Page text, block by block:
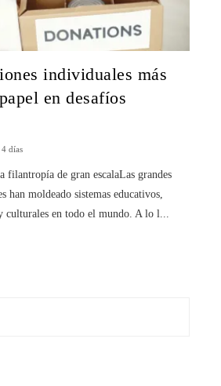
individuales más
en desafíos
4 días
filantropía de gran escalaLas grandes
han moldeado sistemas educativos,
culturales en todo el mundo. A lo l...